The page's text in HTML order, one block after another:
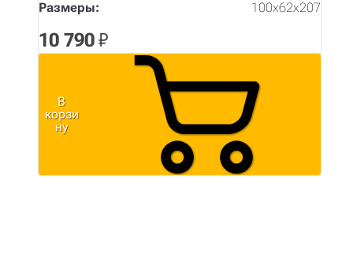
Размеры: 100х62х207
10 790₽
В
корзи
ну